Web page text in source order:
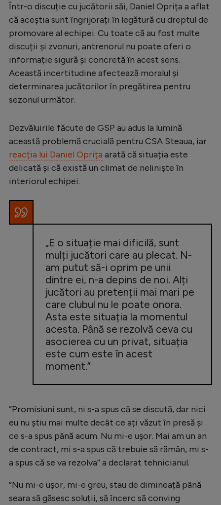
Handbal
Natație
Formula 1
Gimnastică
Auto
Rugby
Alte sporturi
JO 2024
Intră în cont
Creează cont
Într-o discuție cu jucătorii săi, Daniel Oprița a aflat
că aceștia sunt îngrijorați în legătură cu dreptul de
promovare al echipei. Cu toate că au fost multe
discuții și zvonuri, antrenorul nu poate oferi o
informație sigură și concretă în acest sens.
Această incertitudine afectează moralul și
determinarea jucătorilor în pregătirea pentru
sezonul următor.
Dezvăluirile făcute de GSP au adus la lumină
această problemă crucială pentru CSA Steaua, iar
reacția lui Daniel Oprița arată că situația este
delicată și că există un climat de neliniște în
interiorul echipei.
„E o situație mai dificilă, sunt
mulți jucători care au plecat. N-
am putut să-i oprim pe unii
dintre ei, n-a depins de noi. Alți
jucători au pretenții mai mari pe
care clubul nu le poate onora.
Asta este situația la momentul
acesta. Până se rezolvă ceva cu
asocierea cu un privat, situația
este cum este în acest
moment.”
”Promisiuni sunt, ni s-a spus că se discută, dar nici
eu nu știu mai multe decât ce ați văzut în presă și
ce s-a spus până acum. Nu mi-e ușor. Mai am un an
de contract, mi s-a spus că trebuie să rămân, mi s-
a spus că se va rezolva” a declarat tehnicianul.
”Nu mi-e ușor, mi-e greu, stau de dimineață până
seara să găsesc soluții, să încerc să conving